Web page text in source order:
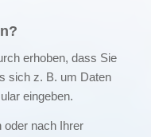
erhoben, dass Sie
sich z. B. um Daten
eingeben.
oder nach Ihrer